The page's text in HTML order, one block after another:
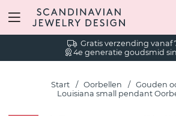
Gratis verzending vanaf
4e generatie goudsmid
Start Oorbellen
Gouden
Louisiana small pendant